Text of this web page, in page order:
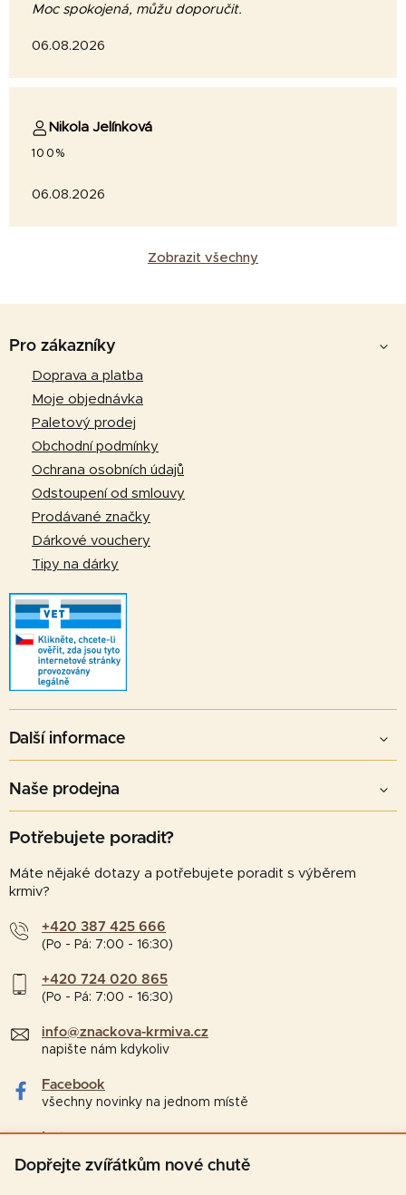
Dopřejte zvířátkům nové chutě
Moc spokojená, můžu doporučit.
06.08.2026
Nikola Jelínková
100%
06.08.2026
Zobrazit všechny
Pro zákazníky
Doprava a platba
Moje objednávka
Paletový prodej
Obchodní podmínky
Ochrana osobních údajů
Odstoupení od smlouvy
Prodávané značky
Dárkové vouchery
Tipy na dárky
Další informace
Naše prodejna
Potřebujete poradit?
Máte nějaké dotazy a potřebujete poradit s výběrem
krmiv?
+420 387 425 666
(Po - Pá: 7:00 - 16:30)
+420 724 020 865
(Po - Pá: 7:00 - 16:30)
info@znackova-krmiva.cz
napište nám kdykoliv
Facebook
všechny novinky na jednom místě
Instagram
tipy a zajímavosti pro chovatele